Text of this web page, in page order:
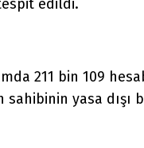
edildi.
211 bin 109
sahibinin yasa